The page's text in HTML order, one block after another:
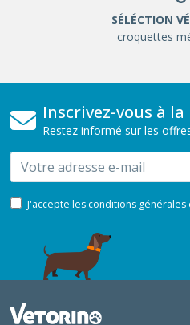
SÉLÉCTION
croquettes
Inscrivez-vous à
Restez informé sur les
Email
J'accepte les conditions